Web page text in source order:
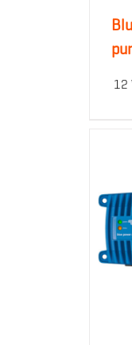
12